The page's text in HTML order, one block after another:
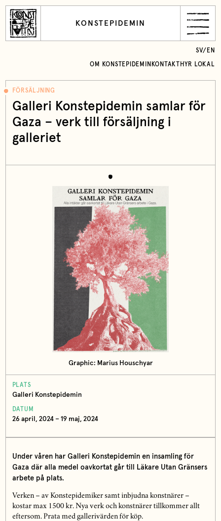
KONSTEPIDEMIN
OM KONSTEPIDEMIN KONTAKT HYR LOKAL
SV/ EN
FÖRSÄLJNING
Galleri Konstepidemin samlar för
Gaza – verk till försäljning i
galleriet
Graphic: Marius Houschyar
PLATS
Galleri Konstepidemin
DATUM
26 april, 2024 – 19 maj, 2024
Under våren har Galleri Konstepidemin en insamling för
Gaza där alla medel oavkortat går till Läkare Utan Gränsers
arbete på plats.
Verken – av Konstepidemiker samt inbjudna konstnärer –
kostar max 1500 kr. Nya verk och konstnärer tillkommer allt
eftersom. Prata med gallerivärden för köp.